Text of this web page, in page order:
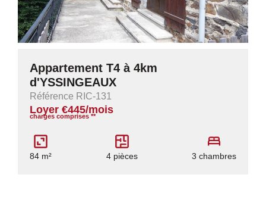
Appartement T4 à 4km
d'YSSINGEAUX
Référence RIC-131
Loyer €445/mois
charges comprises **
84 m² 4 pièces 3 chambres